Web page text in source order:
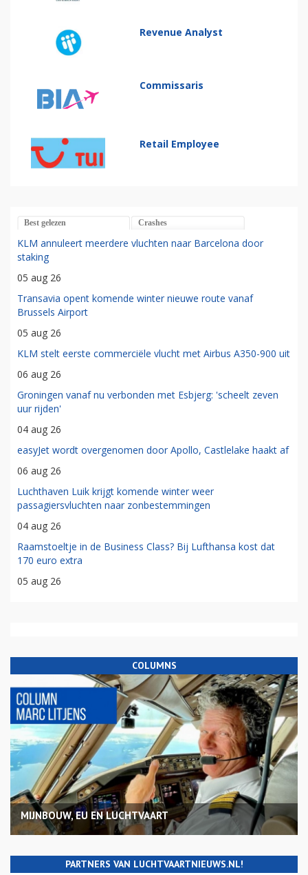
Revenue Analyst
Commissaris
Retail Employee
Best gelezen Crashes
KLM annuleert meerdere vluchten naar Barcelona door
staking
05 aug 26
Transavia opent komende winter nieuwe route vanaf
Brussels Airport
05 aug 26
KLM stelt eerste commerciële vlucht met Airbus A350-900 uit
06 aug 26
Groningen vanaf nu verbonden met Esbjerg: 'scheelt zeven
uur rijden'
04 aug 26
easyJet wordt overgenomen door Apollo, Castlelake haakt af
06 aug 26
Luchthaven Luik krijgt komende winter weer
passagiersvluchten naar zonbestemmingen
04 aug 26
Raamstoeltje in de Business Class? Bij Lufthansa kost dat
170 euro extra
05 aug 26
COLUMNS
MIJNBOUW, EU EN LUCHTVAART
PARTNERS VAN LUCHTVAARTNIEUWS.NL!